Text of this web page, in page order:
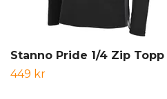
Stanno Pride 1/4 Zip Topp
449 kr